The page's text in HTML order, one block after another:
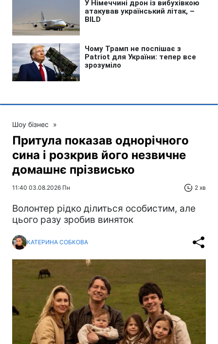
Шоу бізнес »
Притула показав однорічного
сина і розкрив його незвичне
домашнє прізвисько
11:40 03.08.2026 Пн 2 хв
Волонтер рідко ділиться особистим, але
цього разу зробив виняток
КАТЕРИНА СОБКОВА